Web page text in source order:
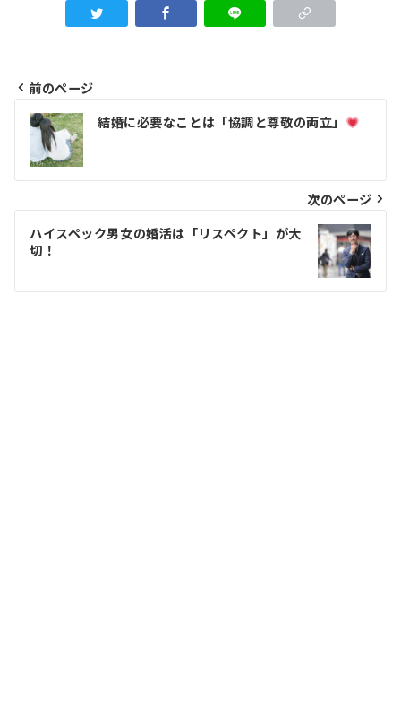
投
稿
ナ
ビ
ゲ
シ
前のページ
結婚に必要なことは「協調と尊敬の両立」
次のページ
ハイスペック男女の婚活は「リスペクト」が大
切！